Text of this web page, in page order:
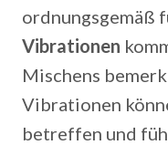
ordnungsgemäß
Vibrationen
Mischens
Vibrationen
betreffen und